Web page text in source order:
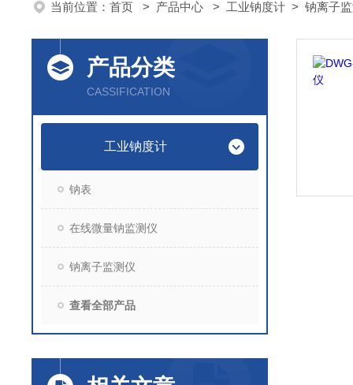
当前位置： 首页 > 产品中心 > 工业钠度计 > 钠离子
产品分类
CASSIFICATION
工业钠度计
钠表
在线微量钠监测仪
钠离子监测仪
查看全部产品